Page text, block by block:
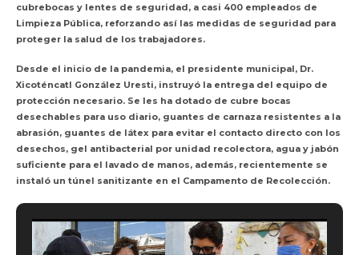
cubrebocas y lentes de seguridad, a casi 400 empleados de
Limpieza Pública, reforzando así las medidas de seguridad para
proteger la salud de los trabajadores.
Desde el inicio de la pandemia, el presidente municipal, Dr.
Xicoténcatl González Uresti, instruyó la entrega del equipo de
protección necesario. Se les ha dotado de cubre bocas
desechables para uso diario, guantes de carnaza resistentes a la
abrasión, guantes de látex para evitar el contacto directo con los
desechos, gel antibacterial por unidad recolectora, agua y jabón
suficiente para el lavado de manos, además, recientemente se
instaló un túnel sanitizante en el Campamento de Recolección.